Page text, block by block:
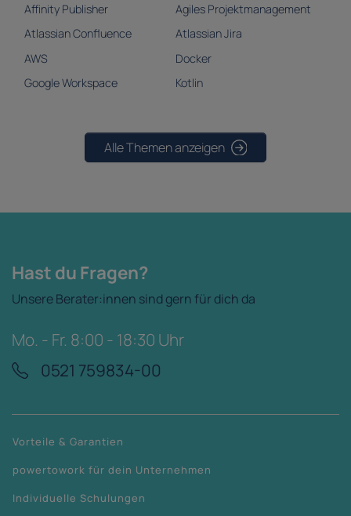
Affinity Publisher
Agiles Projektmanagement
Atlassian Confluence
Atlassian Jira
AWS
Docker
Google Workspace
Kotlin
Alle Themen anzeigen
Hast du Fragen?
Unsere Berater:innen sind gern für dich da
Mo. - Fr. 8:00 - 18:30 Uhr
0521 759834-00
Vorteile & Garantien
powertowork für dein Unternehmen
Individuelle Schulungen